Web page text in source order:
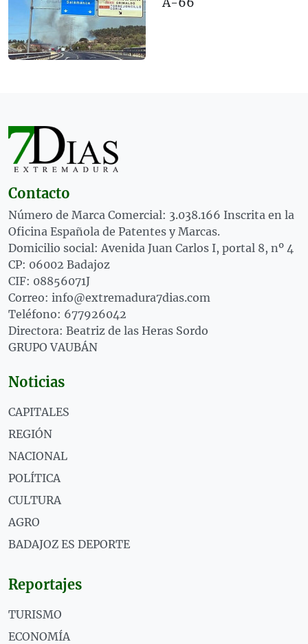
Contacto
Número de Marca Comercial: 3.038.166 Inscrita en la
Oficina Española de Patentes y Marcas.
Domicilio social: Avenida Juan Carlos I, portal 8, nº 4
CP: 06002 Badajoz
CIF: 08856071J
Correo: info@extremadura7dias.com
Teléfono: 677926042
Directora: Beatriz de las Heras Sordo
GRUPO VAUBÁN
Noticias
CAPITALES
REGIÓN
NACIONAL
POLÍTICA
CULTURA
AGRO
BADAJOZ ES DEPORTE
Reportajes
TURISMO
ECONOMÍA